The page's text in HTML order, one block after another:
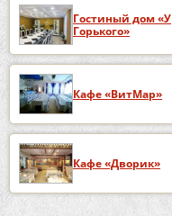
Гостиный дом «У
Горького»
Кафе «ВитМар»
Кафе «Дворик»